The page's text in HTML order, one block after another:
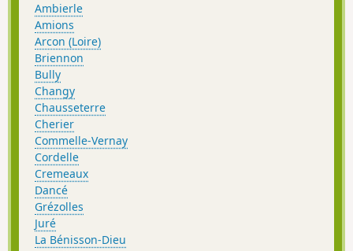
Ambierle
Amions
Arcon (Loire)
Briennon
Bully
Changy
Chausseterre
Cherier
Commelle-Vernay
Cordelle
Cremeaux
Dancé
Grézolles
Juré
La Bénisson-Dieu